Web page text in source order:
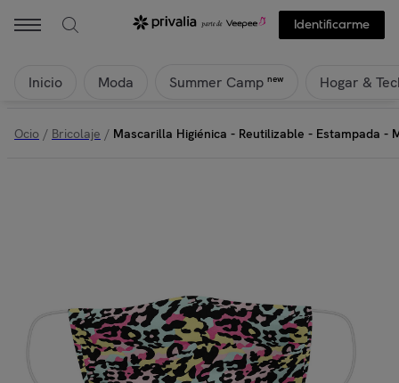
Identificarme
Inicio Moda Summer Camp new Hogar &
Ocio / Bricolaje / Mascarilla Higiénica - Reutilizable - Estampada -